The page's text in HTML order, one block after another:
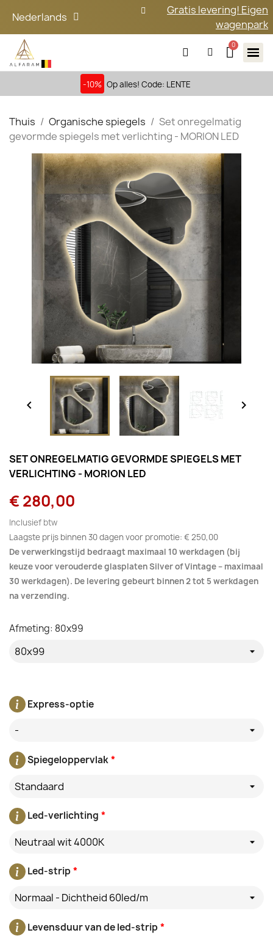
Nederlands
Gratis levering! Eigen
wagenpark
-10% Op alles! Code: LENTE
Thuis Organische spiegels
Set onregelmatig
gevormde spiegels met verlichting - MORION LED
 
SET ONREGELMATIG GEVORMDE SPIEGELS MET
VERLICHTING - MORION LED
€ 280,00
Inclusief btw
Laagste prijs binnen 30 dagen voor promotie: € 250,00
De verwerkingstijd bedraagt maximaal 10 werkdagen (bij
keuze voor verouderde glasplaten Silver of Vintage – maximaal
30 werkdagen). De levering gebeurt binnen 2 tot 5 werkdagen
na verzending.
Express-optie
-
*
Spiegeloppervlak
Standaard
*
Led-verlichting
Neutraal wit 4000K
*
Led-strip
Normaal - Dichtheid 60led/m
*
Levensduur van de led-strip
Afmeting: 80x99